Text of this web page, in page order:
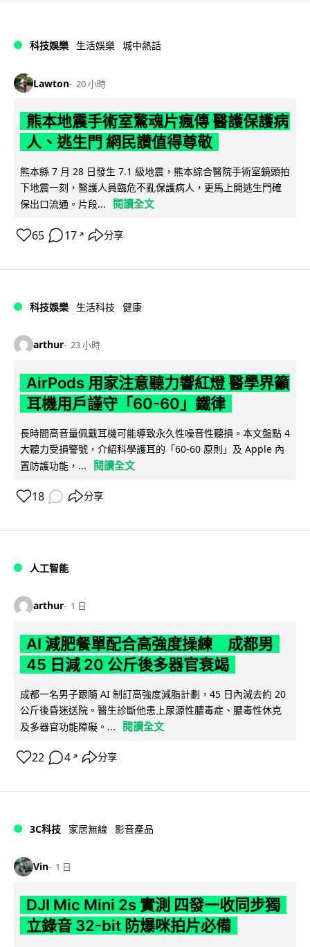
科技娛樂 生活娛樂 城中熱話
Lawton 20 小時
熊本地震手術室驚魂片瘋傳 醫護保護病
人、逃生門 網民讚值得尊敬
熊本縣 7 月 28 日發生 7.1 級地震，熊本綜合醫院手術室鏡頭拍
下地震一刻，醫護人員臨危不亂保護病人，更馬上開逃生門確
保出口流通。片段...
閱讀全文
65 17 ↗ 分享
科技娛樂 生活科技 健康
arthur 23 小時
AirPods 用家注意聽力響紅燈 醫學界籲
耳機用戶謹守「60-60」鐵律
長時間高音量佩戴耳機可能導致永久性噪音性聽損。本文盤點 4
大聽力受損警號，介紹科學護耳的「60-60 原則」及 Apple 內
置防護功能，...
閱讀全文
18 分享
人工智能
arthur 1 日
AI 減肥餐單配合高強度操練 成都男
45 日減 20 公斤後多器官衰竭
成都一名男子跟隨 AI 制訂高強度減脂計劃，45 日內減去約 20
公斤後昏迷送院。醫生診斷他患上尿源性膿毒症、膿毒性休克
及多器官功能障礙。...
閱讀全文
22 4 ↗ 分享
3C科技 家居無線 影音產品
Vin 1 日
DJI Mic Mini 2s 實測 四發一收同步獨
立錄音 32-bit 防爆咪拍片必備